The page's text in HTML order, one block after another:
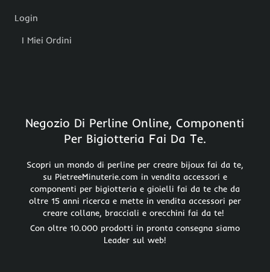
Login
I Miei Ordini
Negozio Di Perline Online, Componenti
Per Bigiotteria Fai Da Te.
Scopri un mondo di perline per creare bijoux fai da te,
su PietreeMinuterie.com in vendita accessori e
componenti per bigiotteria e gioielli fai da te che da
oltre 15 anni ricerca e mette in vendita accessori per
creare collane, bracciali e orecchini fai da te!
Con oltre 10.000 prodotti in pronta consegna siamo
Leader sul web!